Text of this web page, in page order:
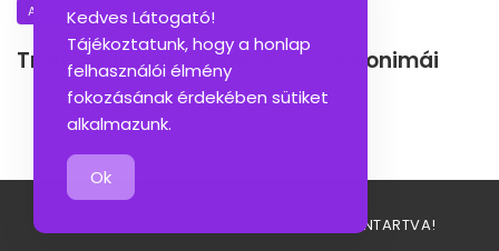
A NAP SZAVA
Transzparencia jelentése és szinonimái
SZOFELHO.HU © 2026 - MINDEN JOG FENNTARTVA!
Kedves Látogató!
Tájékoztatunk, hogy a honlap
felhasználói élmény
fokozásának érdekében sütiket
alkalmazunk.
Ok